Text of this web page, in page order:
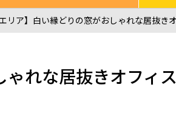
エリア】白い縁どりの窓がおしゃれな居抜き
ゃれな居抜きオフィス